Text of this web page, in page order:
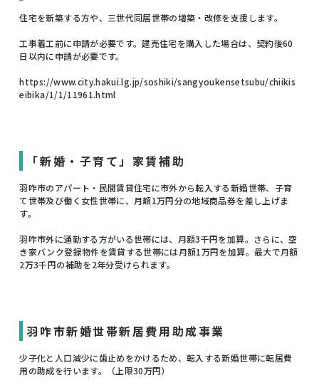
住宅を新築する方や、三世代同居世帯の増築・改修を支援します。
工事着工前に申請が必要です。建売住宅を購入した場合は、契約後60
日以内に申請が必要です。
https://www.city.hakui.lg.jp/soshiki/sangyoukensetsubu/chiikis
eibika/1/1/11961.html
「新婚・子育て」家賃補助
羽咋市のアパート・民間賃貸住宅に市外から転入する新婚世帯、子育
て世帯及び働く女性世帯に、月額1万円分の地域商品券を差し上げま
す。
羽咋市外に通勤する方がいる世帯には、月額3千円を加算。さらに、空
き家バンク登録物件を賃貸する世帯には月額1万円を加算。最大で月額
2万3千円の補助を2年分受けられます。
羽咋市新婚世帯新居費用助成事業
少子化と人口減少に歯止めをかけるため、転入する新婚世帯に転居費
用の助成を行います。（上限30万円）